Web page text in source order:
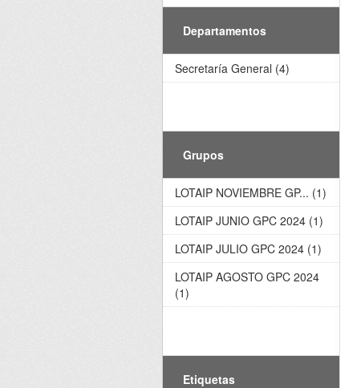
Departamentos
Secretaría General (4)
Grupos
LOTAIP NOVIEMBRE GP... (1)
LOTAIP JUNIO GPC 2024 (1)
LOTAIP JULIO GPC 2024 (1)
LOTAIP AGOSTO GPC 2024
(1)
Etiquetas